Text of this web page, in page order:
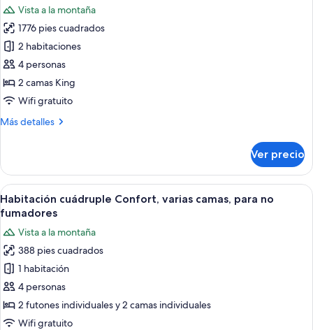
fotos
de
Suite
Grand,
2
habitaciones,
junto
montaña
Vista a la montaña
1776 pies cuadrados
2 habitaciones
4 personas
2 camas King
Wifi gratuito
Más detalles
Más
Grand,
habitaciones,
hidromasaje,
a
la
montaña
Ver precio
Abrir
todas
fotos
de
Habitación
cuádruple
Confort,
varias
Habitación de hotel con una cama
3
Habitación cuádruple Confort, varias camas, para no
fumadores
Vista a la montaña
388 pies cuadrados
1 habitación
4 personas
2 futones individuales y 2 camas individuales
Wifi gratuito